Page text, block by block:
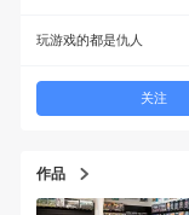
作品
玩游戏的都是仇人
关注